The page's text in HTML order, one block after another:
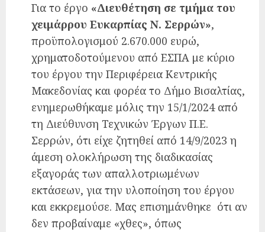
Για το έργο «Διευθέτηση σε τμήμα του
χειμάρρου Ευκαρπίας Ν. Σερρών»,
προϋπολογισμού 2.670.000 ευρώ,
χρηματοδοτούμενου από ΕΣΠΑ με κύριο
του έργου την Περιφέρεια Κεντρικής
Μακεδονίας και φορέα το Δήμο Βισαλτίας,
ενημερωθήκαμε μόλις την 15/1/2024 από
τη Διεύθυνση Τεχνικών Έργων Π.Ε.
Σερρών, ότι είχε ζητηθεί από 14/9/2023 η
άμεση ολοκλήρωση της διαδικασίας
εξαγοράς των απαλλοτριωμένων
εκτάσεων, για την υλοποίηση του έργου
και εκκρεμούσε. Μας επισημάνθηκε ότι αν
δεν προβαίναμε «χθες», όπως